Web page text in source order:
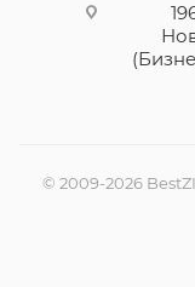
© 2009-2026